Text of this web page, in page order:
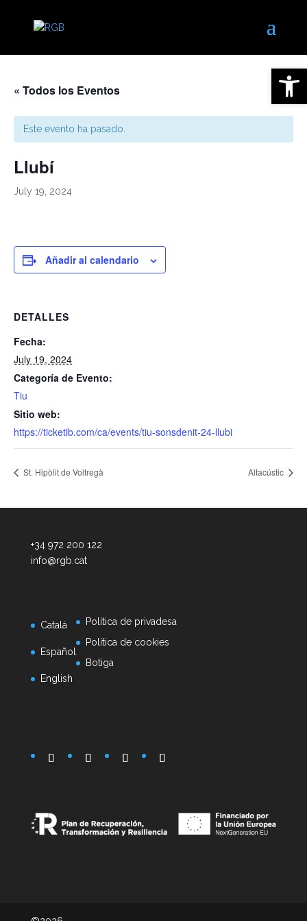
« Todos los Eventos
Este evento ha pasado.
Llubí
July 19, 2024
Añadir al calendario
DETALLES
Fecha:
July 19, 2024
Categoría de Evento:
Tiu
Sitio web:
https://ticketib.com/ca/events/tiu-sonsdenit-24-llubi
St. Hipòlit de Voltregà Altacústic
+34 972 200 122
info@rgb.cat
Català
Español
English
Política de privadesa
Política de cookies
Botiga